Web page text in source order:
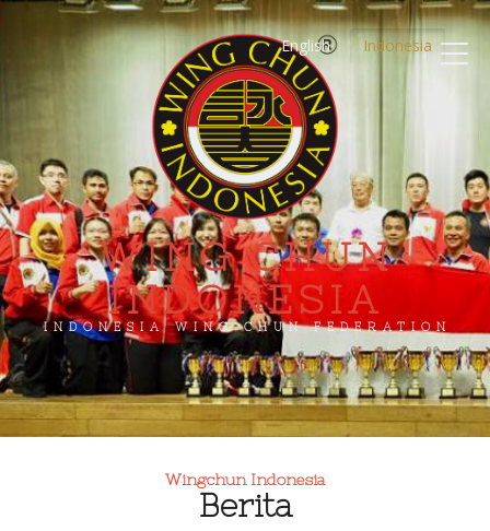
WING CHUN
INDONESIA
INDONESIA WING CHUN FEDERATION
English Indonesia
Wingchun Indonesia
Berita